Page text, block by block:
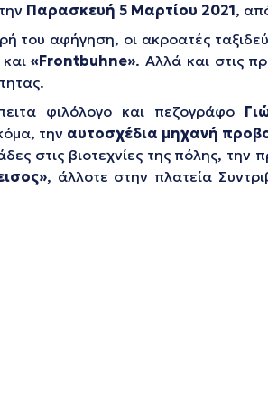
Παρασκευή 5 Μαρτίου 2021,
του αφήγηση, οι ακροατές
«Frontbuhne». Αλλά και στις
φιλόλογο και πεζογράφο
την αυτοσχέδια μηχανή
στις βιοτεχνίες της πόλης,
, άλλοτε στην πλατεία